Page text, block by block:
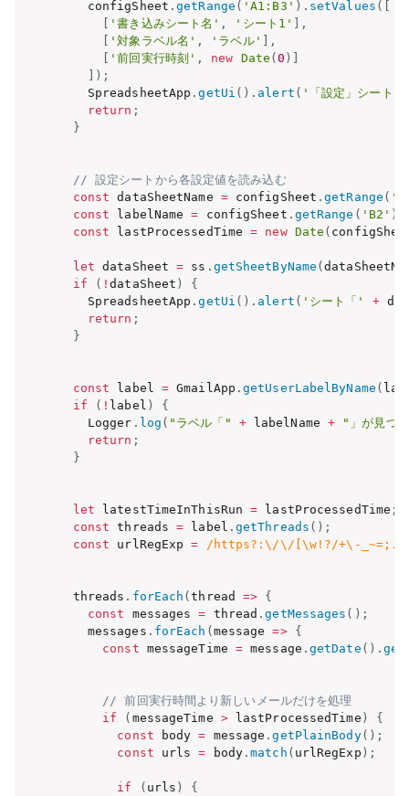
    configSheet
.getRange ( 'A1:B3' ) . setValues ( [
[ '書き込みシート名' , 'シート1' ] ,
[ '対象ラベル名' , 'ラベル' ] ,
[ '前回実行時刻' , new Date (0 ) ]
] ) ;
    SpreadsheetApp
.getUi ( ) . alert ( '「設定」シートを
return ;
}
// 設定シートから各設定値を読み込む
const dataSheetName = configSheet .getRange (
const labelName = configSheet . getRange ( 'B2' )
const lastProcessedTime = new Date (
let dataSheet = ss . getSheetByName (
if
( !dataSheet )
{
    SpreadsheetApp
.getUi ( ) . alert ( 'シート「' +
return ;
}
const label = GmailApp .getUserLabelByName (
if
( ! label )
{
    Logger
. log ( "ラベル「" + labelName +
"」が見つ
return ;
}
let latestTimeInThisRun = lastProcessedTime ;
const threads = label . getThreads ( ) ;
const urlRegExp = / https?:\/\/[\w!?/+\-
  threads
. forEach (thread => {
const messages = thread .getMessages ( ) ;
    messages
. forEach (message =>
{
const messageTime = message . getDate ( ) .
// 前回実行時間より新しいメールだけを処理
if
( messageTime > lastProcessedTime )
{
const body = message .getPlainBody( ) ;
const urls = body .match ( urlRegExp ) ;
if ( urls )
{